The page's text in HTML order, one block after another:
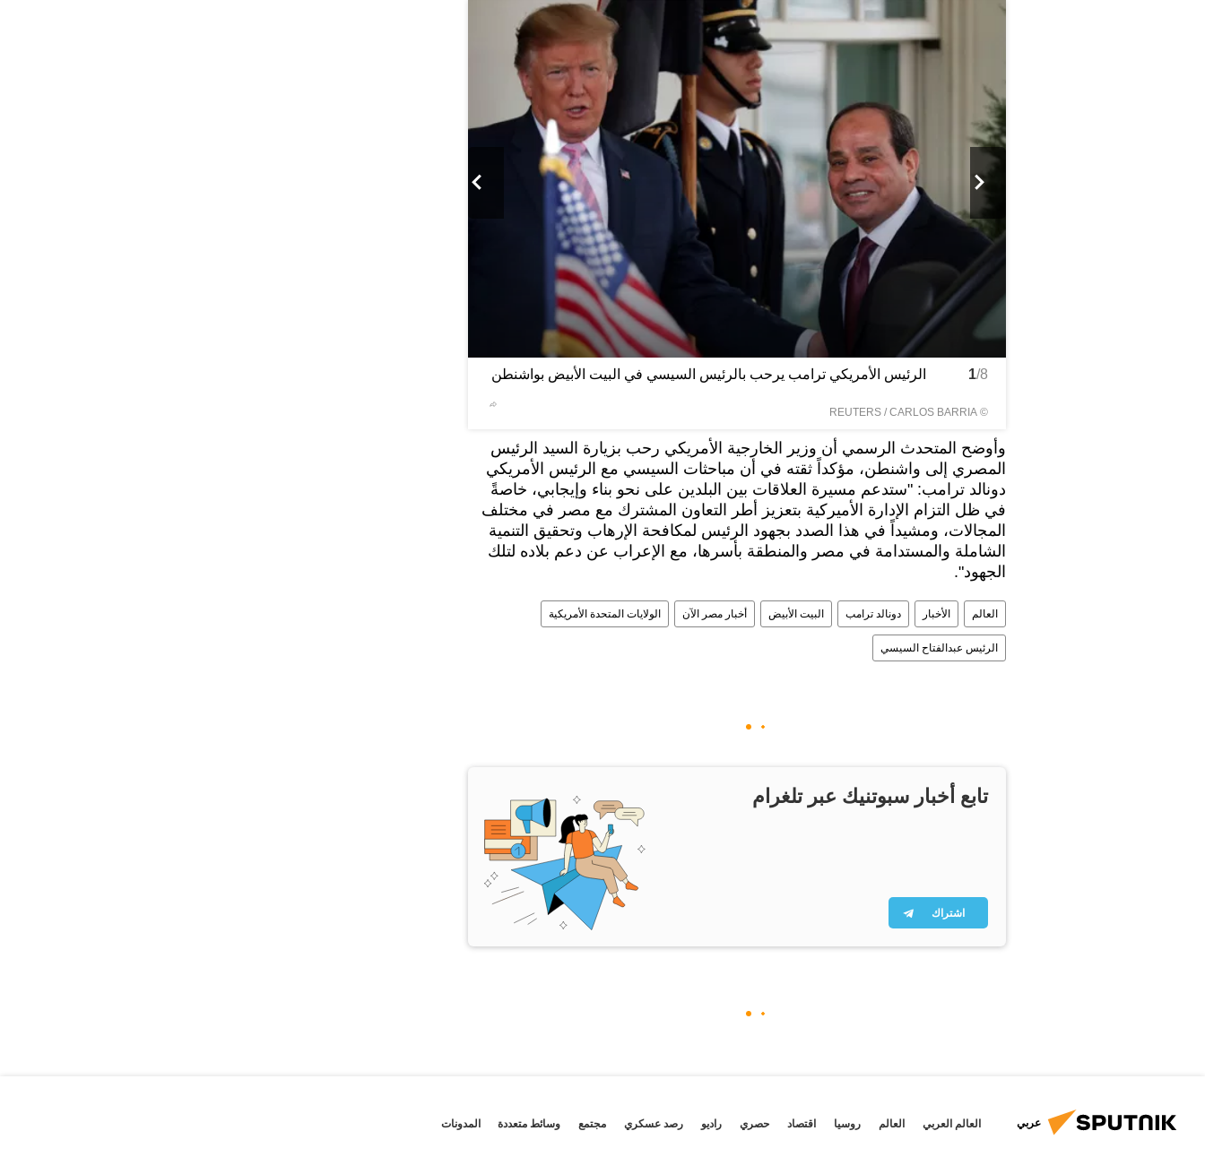
1/8
©
REUTERS / CARLOS BARRIA
الرئيس الأمريكي ترامب يرحب بالرئيس السيسي في البيت الأبيض بواشنطن
وأوضح المتحدث الرسمي أن وزير الخارجية الأمريكي رحب بزيارة السيد الرئيس
المصري إلى واشنطن، مؤكداً ثقته في أن مباحثات السيسي مع الرئيس الأمريكي
دونالد ترامب: "ستدعم مسيرة العلاقات بين البلدين على نحو بناء وإيجابي، خاصةً
في ظل التزام الإدارة الأميركية بتعزيز أطر التعاون المشترك مع مصر في مختلف
المجالات، ومشيداً في هذا الصدد بجهود الرئيس لمكافحة الإرهاب وتحقيق التنمية
الشاملة والمستدامة في مصر والمنطقة بأسرها، مع الإعراب عن دعم بلاده لتلك
الجهود".
العالم الأخبار دونالد ترامب البيت الأبيض أخبار مصر الآن الولايات المتحدة الأمريكية
الرئيس عبدالفتاح السيسي
تابع أخبار سبوتنيك عبر تلغرام
اشتراك
عربي العالم العربي العالم روسيا اقتصاد حصري راديو رصد عسكري مجتمع وسائط متعددة المدونات